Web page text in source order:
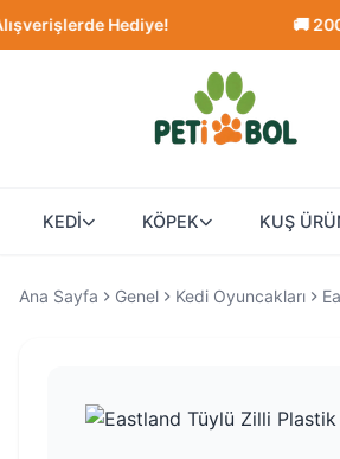
Hediye! 🚚 2000₺
KEDİ KÖPEK KUŞ
Ana Sayfa Genel Kedi Oyuncakları